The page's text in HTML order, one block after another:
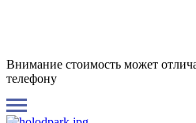
Внимание стоимость может
телефону